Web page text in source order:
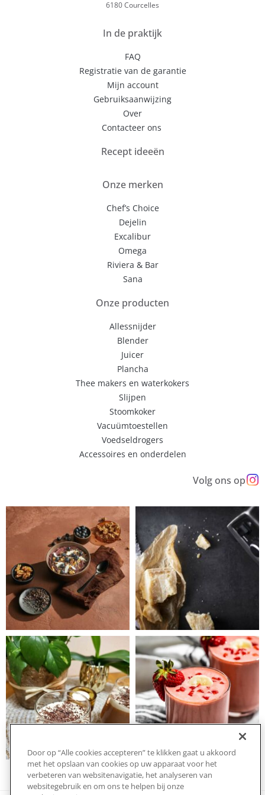
6180 Courcelles
In de praktijk
FAQ
Registratie van de garantie
Mijn account
Gebruiksaanwijzing
Over
Contacteer ons
Recept ideeën
Onze merken
Chef’s Choice
Dejelin
Excalibur
Omega
Riviera & Bar
Sana
Onze producten
Allessnijder
Blender
Juicer
Plancha
Thee makers en waterkokers
Slijpen
Stoomkoker
Vacuümtoestellen
Voedseldrogers
Accessoires en onderdelen
Volg ons op
Door op “Alle cookies accepteren” te klikken gaat u akkoord
met het opslaan van cookies op uw apparaat voor het
verbeteren van websitenavigatie, het analyseren van
websitegebruik en om ons te helpen bij onze